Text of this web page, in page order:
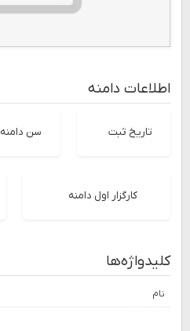
اطلاعات دامنه
تاریخ ثبت سن دامنه
کارگزار اول دامنه
کلیدواژه‌ها
نام